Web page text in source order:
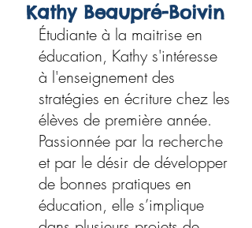
Kathy Beaupré-Boivin
Étudiante à la maitrise en
éducation, Kathy s'intéresse
à l'enseignement des
stratégies en écriture chez les
élèves de première année.
Passionnée par la recherche
et par le désir de développer
de bonnes pratiques en
éducation, elle s’implique